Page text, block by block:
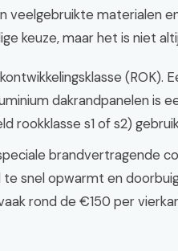
veelgebruikte materialen
keuze, maar het is niet
(ROK).
dakrandpanelen is
rookklasse s1 of s2)
brandvertragende
snel opwarmt en
rond de €150 per